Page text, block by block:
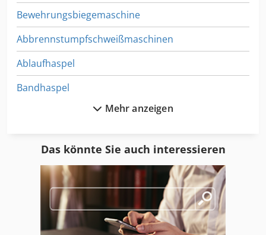
Bewehrungsbiegemaschine
Abbrennstumpfschweißmaschinen
Ablaufhaspel
Bandhaspel
Beschneidemaschine
Bieger
Biegewange
Bügelbiegeautomat
Mehr anzeigen
Das könnte Sie auch interessieren